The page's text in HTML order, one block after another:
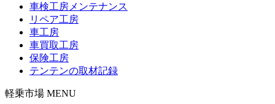
車検工房メンテナンス
リペア工房
車工房
車買取工房
保険工房
テンテンの取材記録
軽乗市場 MENU